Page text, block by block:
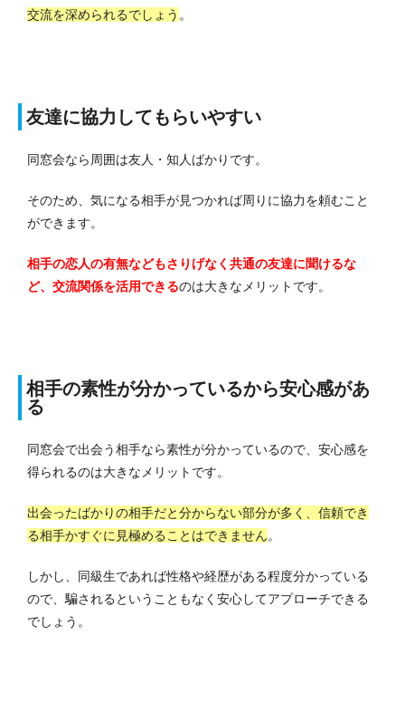
交流を深められるでしょう 。
友達に協力してもらいやすい
同窓会なら周囲は友人・知人ばかりです。
そのため、気になる相手が見つかれば周りに協力を頼むこと
ができます。
相手の恋人の有無などもさりげなく共通の友達に聞けるな
ど、交流関係を活用できるのは大きなメリットです。
相手の素性が分かっているから安心感があ
る
同窓会で出会う相手なら素性が分かっているので、安心感を
得られるのは大きなメリットです。
出会ったばかりの相手だと分からない部分が多く、信頼でき
る相手かすぐに見極めることはできません。
しかし、同級生であれば性格や経歴がある程度分かっている
ので、騙されるということもなく安心してアプローチできる
でしょう。